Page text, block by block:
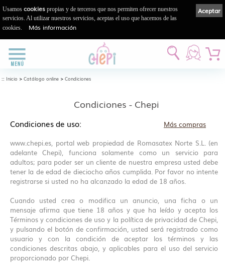
:: Inicio > Catálogo online > Condiciones
Condiciones - Chepi
Más compras
Condiciones de uso:
www.chepi.es, portal web propiedad de Romasatex Norte S.L. (en
adelante Chepi), funciona solamente como un servicio para
adultos; para poder ser un cliente de nuestra empresa usted debe
tener la de edad de dieciocho años cumplida. Por favor no intente
registrarse si usted no ha alcanzado la edad de 18 años.
Cuando usted crea o modifica un anuncio, una ficha o un
mensaje afirma que tiene 18 años y que ha leído y acepta los
Términos y condiciones de uso y la política de privacidad de Chepi,
y pulsando el botón de confirmación, usted será registrado como
usuario y con la condición de aceptar los términos y las
condiciones descritas abajo, y aplicables para el uso del servicio
proporcionado por Chepi.
Aceptar
Usamos cookies propias y de terceros que nos permiten ofrecer nuestros
servicios. Al utilizar nuestros servicios, aceptas el uso que hacemos de las
cookies.
Más información